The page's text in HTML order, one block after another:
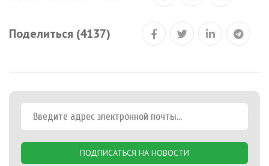
Поделиться (4137)
ПОДПИСАТЬСЯ НА НОВОСТИ